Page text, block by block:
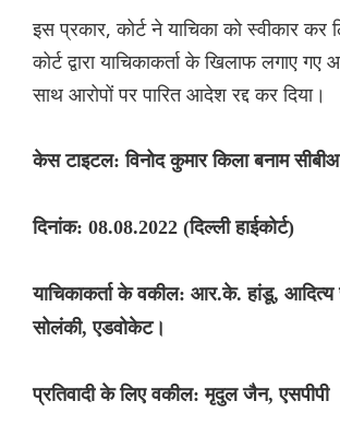
इस प्रकार, कोर्ट ने याचिका को स्वीकार कर
कोर्ट द्वारा याचिकाकर्ता के खिलाफ लगाए
साथ आरोपों पर पारित आदेश रद्द कर दिया।
केस टाइटल: विनोद कुमार किला बनाम
दिनांक: 08.08.2022 (दिल्ली हाईकोर्ट)
याचिकाकर्ता के वकील: आर.के. हांडू, आदित्य
सोलंकी, एडवोकेट।
प्रतिवादी के लिए वकील: मृदुल जैन, एसपीपी